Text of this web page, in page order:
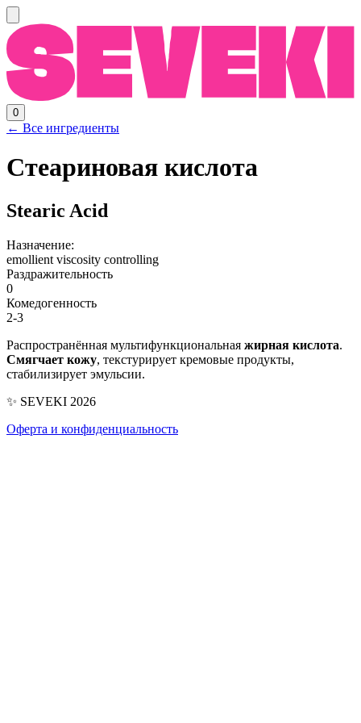
0
← Все ингредиенты
Стеариновая кислота
Stearic Acid
Назначение:
emollient viscosity controlling
Раздражительность
0
Комедогенность
2-3
Распространённая мультифункциональная жирная кислота.
Смягчает кожу, текстурирует кремовые продукты,
стабилизирует эмульсии.
✨ SEVEKI 2026
Оферта и конфиденциальность